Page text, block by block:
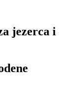
jezerca i